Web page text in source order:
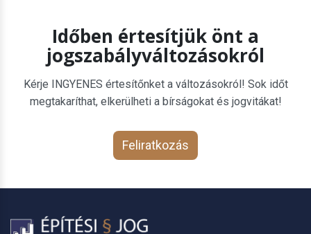
Időben értesítjük önt a
jogszabályváltozásokról
Kérje INGYENES értesítőnket a változásokról! Sok időt
megtakaríthat, elkerülheti a bírságokat és jogvitákat!
Feliratkozás